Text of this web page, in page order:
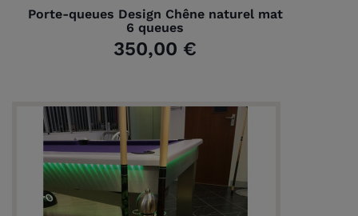
Porte-queues Design Chêne naturel mat
6 queues
350,00 €